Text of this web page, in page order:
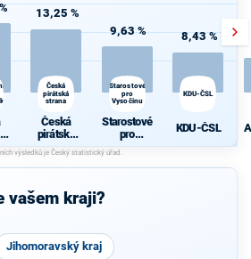
13,25 %
Česká
pirátská
strana
Česká
pirátská
strana
9,63 %
Starostové
pro
Vysočinu
Starostové
pro
Vysočinu
8,43 %
KDU-ČSL
KDU-ČSL
vašem kraji?
Jihomoravský kraj